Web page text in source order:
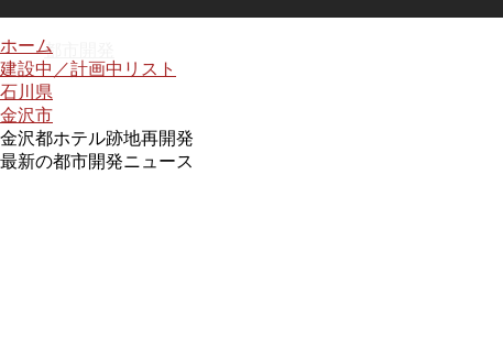
都市開発
ホーム
建設中／計画中リスト
石川県
金沢市
金沢都ホテル跡地再開発
最新の都市開発ニュース